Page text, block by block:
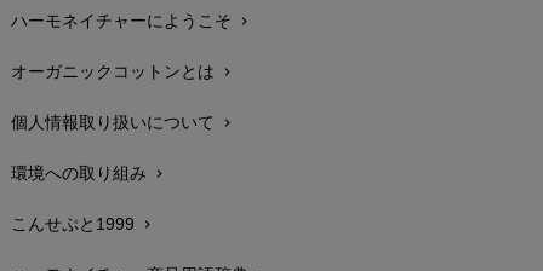
配送と送料chevron_right
在庫状況と発送予定chevron_right
サイズ・寸法chevron_right
生地・素材chevron_right
お手入れについて
ハーモネイチャーにようこそ chevron_right
オーガニックコットンとは chevron_right
個人情報取り扱いについて chevron_right
環境への取り組み chevron_right
こんせぷと1999 chevron_right